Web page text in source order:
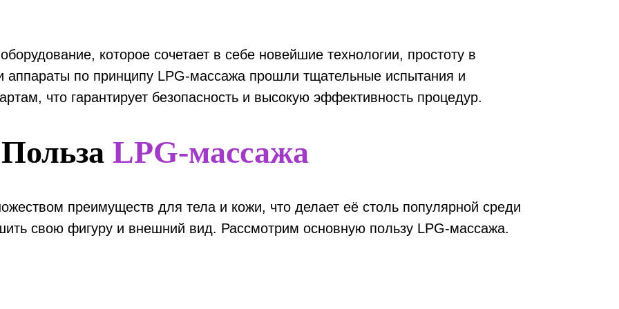
которое сочетает в себе новейшие технологии, простоту в
аппараты по принципу LPG-массажа прошли тщательные испытания и
что гарантирует безопасность и высокую эффективность процедур.
ПользаLPG-массажа
преимуществ для тела и кожи, что делает её столь популярной среди
свою фигуру и внешний вид. Рассмотрим основную пользу LPG-массажа.